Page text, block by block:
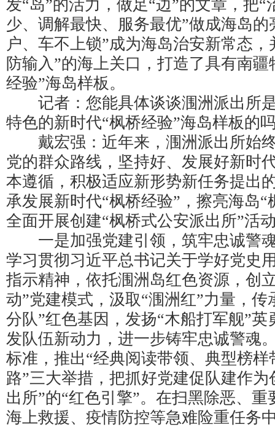
发“岛”的活力，做足“边”的文章，把“
少、调解最快、服务最优”做成海岛的
户、车不上锁”成为海岛治安新常态
防输入”的海上关口，打造了具有南
经验”海岛样板。
记者：您能具体谈谈涠洲派出所
特色的新时代“枫桥经验”海岛样板的
戴宏强：近年来，涠洲派出所始
党的群众路线，坚持好、发展好新时
本遵循，积极适应新形势新任务提出
承发展新时代“枫桥经验”，擦亮海岛“
全面开展创建“枫桥式公安派出所”活
一是加强党建引领，筑牢忠诚警
学习贯彻习近平总书记关于学好党史
指示精神，依托涠洲岛红色资源，创
动”党建模式，汲取“涠洲红”力量，传
分队”红色基因，发扬“木船打军舰”
发队伍新动力，进一步铸牢忠诚警魂
标准，推出“经典阅读带领、典型榜
路”三大举措，把抓好党建促队建作为
出所”的“红色引擎”。在扫黑除恶、
海上救援、疫情防控等急难险重任务